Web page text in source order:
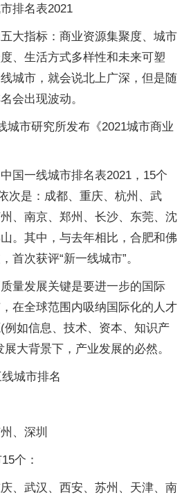
排名表2021
大指标：商业资源集聚度、城市
、生活方式多样性和未来可塑
城市，就会说北上广深，但是随
会出现波动。
城市研究所发布《2021城市商业
国一线城市排名表2021，15个
次是：成都、重庆、杭州、武
、南京、郑州、长沙、东莞、沈
。其中，与去年相比，合肥和佛
首次获评“新一线城市”。
量发展关键是要进一步的国际
在全球范围内吸纳国际化的人才
例如信息、技术、资本、知识产
大背景下，产业发展的必然。
城市排名
、深圳
个：
、武汉、西安、苏州、天津、南